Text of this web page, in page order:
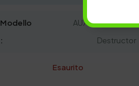
Modello
:
AU731HF-C Cover
Destructor
Esaurito